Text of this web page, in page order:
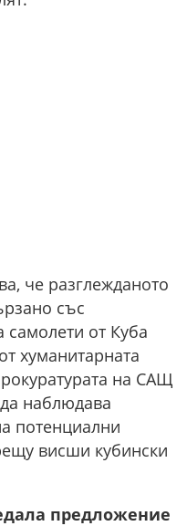
че разглежданото
със
самолети от Куба
хуманитарната
на САЩ
наблюдава
потенциални
висши кубински
предложение